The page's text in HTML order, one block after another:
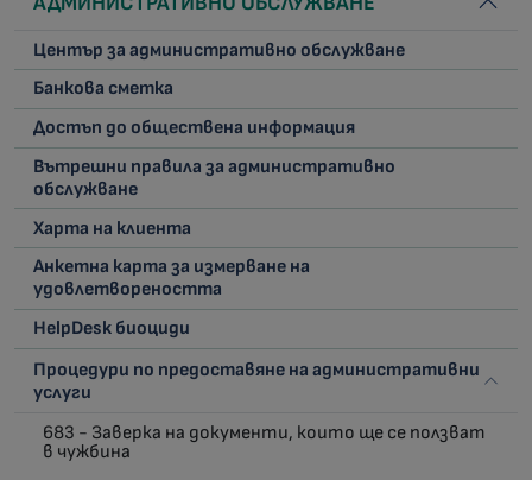
Център за административно обслужване
Банкова сметка
Достъп до обществена информация
Вътрешни правила за административно
обслужване
Харта на клиента
Анкетна карта за измерване на
удовлетвореността
HelpDesk биоциди
Процедури по предоставяне на административни
услуги
683 - Заверка на документи, които ще се ползват
в чужбина